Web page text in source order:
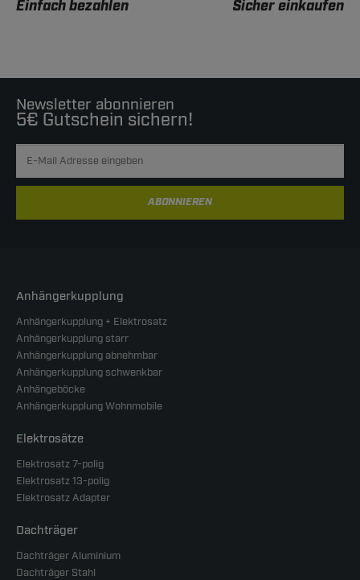
Einfach bezahlen Sicher einkaufen
Newsletter abonnieren
5€ Gutschein sichern!
ABONNIEREN
Anhängerkupplung
Anhängerkupplung + Elektrosatz
Anhängerkupplung starr
Anhängerkupplung abnehmbar
Anhängerkupplung schwenkbar
Anhängeböcke
Anhängerkupplung Wohnmobile
Elektrosätze
Elektrosatz 7-polig
Elektrosatz 13-polig
Elektrosatz Adapter
Dachträger
Dachträger Aluminium
Dachträger Stahl